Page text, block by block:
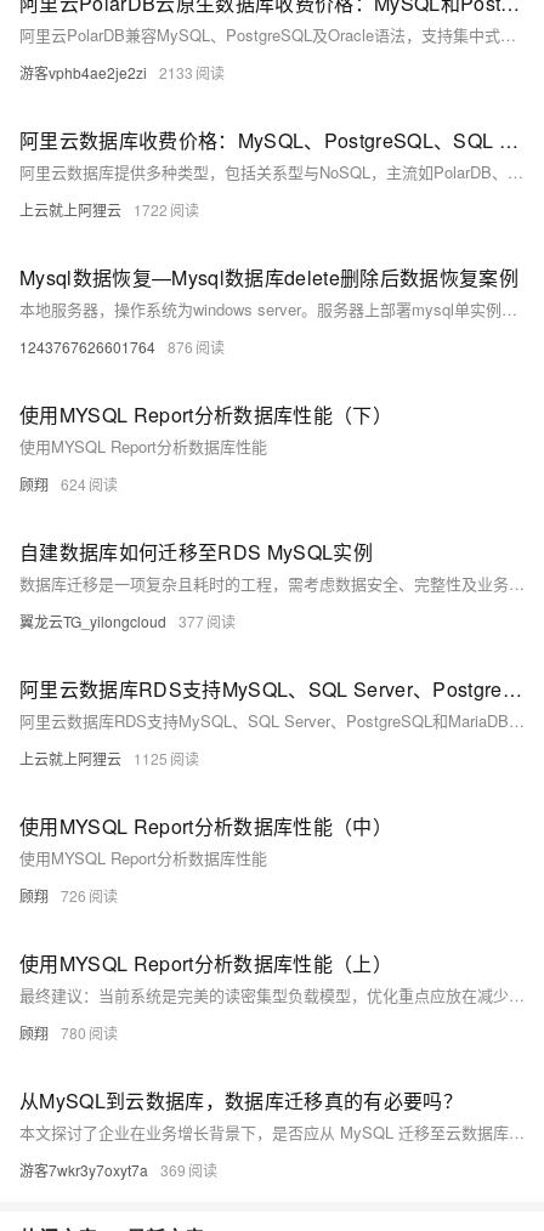
阿里云PolarDB兼容MySQL、PostgreSQL及Oracle语法，支持集中式与分布式架构。标准版2核4G年费1116元起，企业版最高性能达4核16G，支持HTAP与多级高可用，广泛应用于金融、政务、互联网等领域，TCO成本降低50%。
游客vphb4ae2je2zi 2133
阿里云数据库收费价格：MySQL、PostgreSQL、SQL Server和MariaDB引擎费用整理
阿里云数据库提供多种类型，包括关系型与NoSQL，主流如PolarDB、RDS MySQL/PostgreSQL、Redis等。价格低至21元/月起，支持按需付费与优惠套餐，适用于各类应用场景。
上云就上阿狸云 1722
Mysql数据恢复—Mysql数据库delete删除后数据恢复案例
本地服务器，操作系统为windows server。服务器上部署mysql单实例，innodb引擎，独立表空间。未进行数据库备份，未开启binlog。 人为误操作使用Delete命令删除数据时未添加where子句，导致全表数据被删除。删除后未对该表进行任何操作。需要恢复误删除的数据。 在本案例中的mysql数据库未进行备份，也未开启binlog日志，无法直接还原数据库。
1243767626601764 876
使用MYSQL Report分析数据库性能（下）
使用MYSQL Report分析数据库性能
顾翔 624
自建数据库如何迁移至RDS MySQL实例
数据库迁移是一项复杂且耗时的工程，需考虑数据安全、完整性及业务中断影响。使用阿里云数据传输服务DTS，可快速、平滑完成迁移任务，将应用停机时间降至分钟级。您还可通过全量备份自建数据库并恢复至RDS MySQL实例，实现间接迁移上云。
翼龙云TG_yilongcloud 377
阿里云数据库RDS支持MySQL、SQL Server、PostgreSQL和MariaDB引擎
阿里云数据库RDS支持MySQL、SQL Server、PostgreSQL和MariaDB引擎，提供高性价比、稳定安全的云数据库服务，适用于多种行业与业务场景。
上云就上阿狸云 1125
使用MYSQL Report分析数据库性能（中）
使用MYSQL Report分析数据库性能
顾翔 726
使用MYSQL Report分析数据库性能（上）
最终建议：当前系统是完美的读密集型负载模型，优化重点应放在减少行读取量和提高数据定位效率。通过索引优化、分区策略和内存缓存，预期可降低30%的CPU负载，同时保持100%的缓冲池命中率。建议每百万次查询后刷新统计信息以持续优化
顾翔 780
从MySQL到云数据库，数据库迁移真的有必要吗？
本文探讨了企业在业务增长背景下，是否应从 MySQL 迁移至云数据库的决策问题。分析了 MySQL 的优势与瓶颈，对比了云数据库在存储计算分离、自动化运维、多负载支持等方面的优势，并提出判断迁移必要性的五个关键问题及实施路径，帮助企业理性决策并落地迁移方案。
游客7wkr3y7oxyt7a 369